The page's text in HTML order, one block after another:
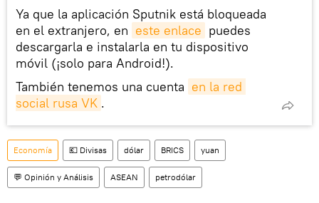
Ya que la aplicación Sputnik está bloqueada
en el extranjero, en este enlace puedes
descargarla e instalarla en tu dispositivo
móvil (¡solo para Android!).
También tenemos una cuenta en la red
social rusa VK .
Economía 💶 Divisas dólar BRICS yuan
💬 Opinión y Análisis ASEAN petrodólar